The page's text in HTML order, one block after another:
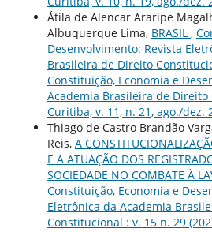
Átila de Alencar Araripe
Albuquerque Lima, BRASIL ,
Desenvolvimento: Revista
Brasileira de Direito
Constituição, Economia e
Academia Brasileira de Direito
Curitiba, v. 11, n. 21, ago./dez.
Thiago de Castro Brandão
Reis, A
E A ATUAÇÃO DOS
SOCIEDADE NO COMBATE À
Constituição, Economia e
Eletrônica da Academia
Constitucional : v. 15 n. 29